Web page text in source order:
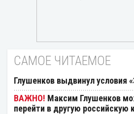
САМОЕ ЧИТАЕМОЕ
Глушенков выдвинул условия
Максим Глушенков
перейти в другую российскую